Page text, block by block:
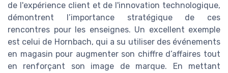
de l'expérience client et de l'innovation technologique,
démontrent l’importance stratégique de ces
rencontres pour les enseignes. Un excellent exemple
est celui de Hornbach, qui a su utiliser des événements
en magasin pour augmenter son chiffre d’affaires tout
en renforçant son image de marque. En mettant